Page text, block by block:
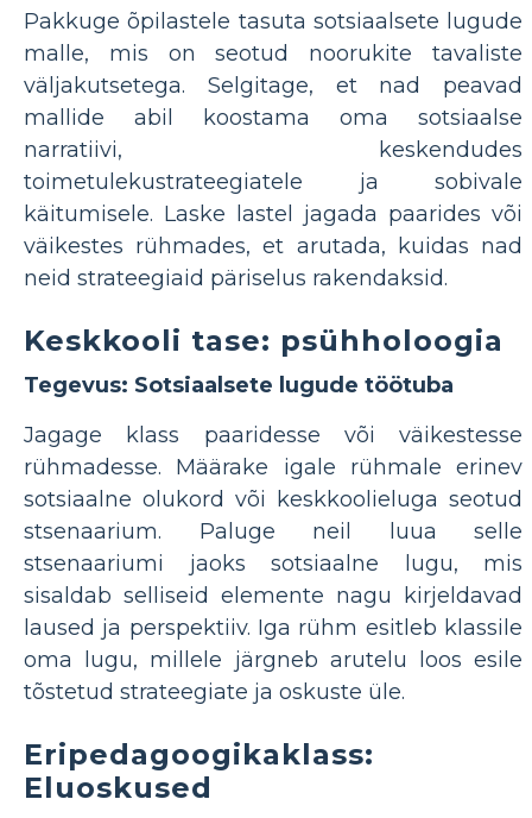
Pakkuge õpilastele tasuta sotsiaalsete lugude
malle, mis on seotud noorukite tavaliste
väljakutsetega. Selgitage, et nad peavad
mallide abil koostama oma sotsiaalse
narratiivi, keskendudes
toimetulekustrateegiatele ja sobivale
käitumisele. Laske lastel jagada paarides või
väikestes rühmades, et arutada, kuidas nad
neid strateegiaid päriselus rakendaksid.
Keskkooli tase: psühholoogia
Tegevus: Sotsiaalsete lugude töötuba
Jagage klass paaridesse või väikestesse
rühmadesse. Määrake igale rühmale erinev
sotsiaalne olukord või keskkoolieluga seotud
stsenaarium. Paluge neil luua selle
stsenaariumi jaoks sotsiaalne lugu, mis
sisaldab selliseid elemente nagu kirjeldavad
laused ja perspektiiv. Iga rühm esitleb klassile
oma lugu, millele järgneb arutelu loos esile
tõstetud strateegiate ja oskuste üle.
Eripedagoogikaklass:
Eluoskused